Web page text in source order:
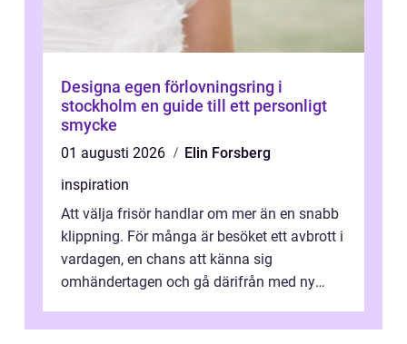
Designa egen förlovningsring i
stockholm en guide till ett personligt
smycke
01 augusti 2026
Elin Forsberg
inspiration
Att välja frisör handlar om mer än en snabb
klippning. För många är besöket ett avbrott i
vardagen, en chans att känna sig
omhändertagen och gå därifrån med ny